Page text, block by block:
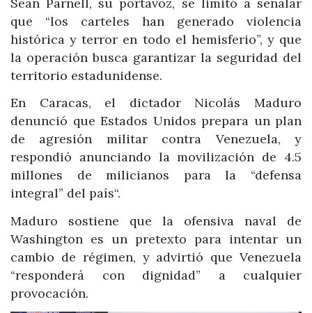
que “los carteles han generado violencia
histórica y terror en todo el hemisferio”, y que
la operación busca garantizar la seguridad del
territorio estadunidense.
En Caracas, el dictador Nicolás Maduro
denunció que Estados Unidos prepara un plan
de agresión militar contra Venezuela, y
respondió anunciando la movilización de 4.5
millones de milicianos para la “defensa
integral” del país“.
Maduro sostiene que la ofensiva naval de
Washington es un pretexto para intentar un
cambio de régimen, y advirtió que Venezuela
“responderá con dignidad” a cualquier
provocación.